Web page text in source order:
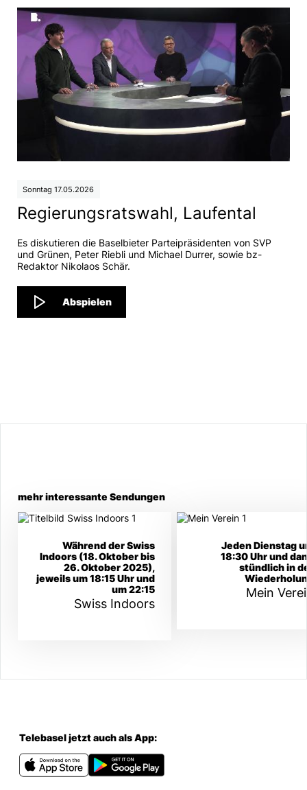
Sonntag 17.05.2026
Regierungsratswahl, Laufental
Es diskutieren die Baselbieter Parteipräsidenten von SVP
und Grünen, Peter Riebli und Michael Durrer, sowie bz-
Redaktor Nikolaos Schär.
Abspielen
mehr interessante Sendungen
Swiss Indoors
Während der Swiss
Indoors (18. Oktober bis
26. Oktober 2025),
jeweils um 18:15 Uhr und
um 22:15
Mein
Jeden Dienstag
18:30 Uhr und
stündlich in
Telebasel jetzt auch als App: